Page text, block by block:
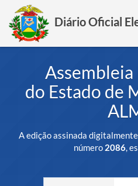
Diário Oficial
do Estado de
A edição assinada
número 2086,